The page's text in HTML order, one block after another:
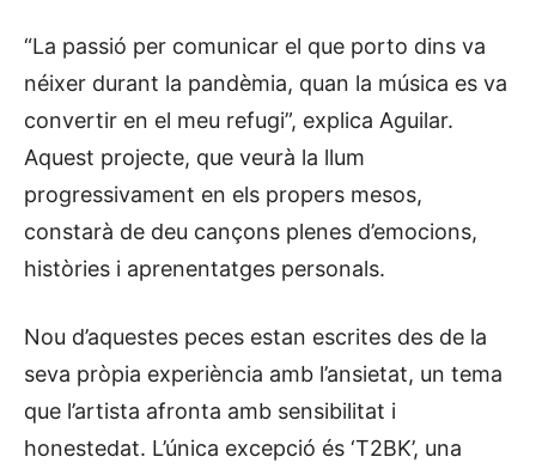
“La passió per comunicar el que porto dins va
néixer durant la pandèmia, quan la música es va
convertir en el meu refugi”, explica Aguilar.
Aquest projecte, que veurà la llum
progressivament en els propers mesos,
constarà de deu cançons plenes d’emocions,
històries i aprenentatges personals.
Nou d’aquestes peces estan escrites des de la
seva pròpia experiència amb l’ansietat, un tema
que l’artista afronta amb sensibilitat i
honestedat. L’única excepció és ‘T2BK’, una